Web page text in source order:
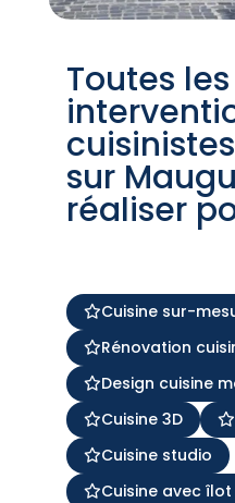
Toutes les
cuisinistes
sur
réaliser
Cuisine sur-
Rénovation
Design cuisine
Cuisine 3D
Cuisine studio
Cuisine avec